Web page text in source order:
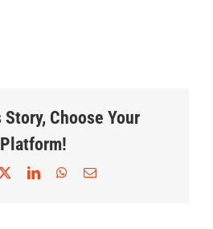
Choose Your
Platform!
LinkedInWhatsApp
Correo